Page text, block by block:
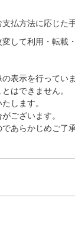
払方法に応じた
して利用・転載
表示を行っていま
はできません。
します。
ございます。
あらかじめご了承